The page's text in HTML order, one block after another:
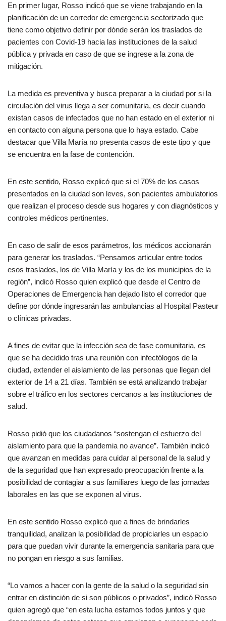
En primer lugar, Rosso indicó que se viene trabajando en la
planificación de un corredor de emergencia sectorizado que
tiene como objetivo definir por dónde serán los traslados de
pacientes con Covid-19 hacia las instituciones de la salud
pública y privada en caso de que se ingrese a la zona de
mitigación.
La medida es preventiva y busca preparar a la ciudad por si la
circulación del virus llega a ser comunitaria, es decir cuando
existan casos de infectados que no han estado en el exterior ni
en contacto con alguna persona que lo haya estado. Cabe
destacar que Villa María no presenta casos de este tipo y que
se encuentra en la fase de contención.
En este sentido, Rosso explicó que si el 70% de los casos
presentados en la ciudad son leves, son pacientes ambulatorios
que realizan el proceso desde sus hogares y con diagnósticos y
controles médicos pertinentes.
En caso de salir de esos parámetros, los médicos accionarán
para generar los traslados. “Pensamos articular entre todos
esos traslados, los de Villa María y los de los municipios de la
región”, indicó Rosso quien explicó que desde el Centro de
Operaciones de Emergencia han dejado listo el corredor que
define por dónde ingresarán las ambulancias al Hospital Pasteur
o clínicas privadas.
A fines de evitar que la infección sea de fase comunitaria, es
que se ha decidido tras una reunión con infectólogos de la
ciudad, extender el aislamiento de las personas que llegan del
exterior de 14 a 21 días. También se está analizando trabajar
sobre el tráfico en los sectores cercanos a las instituciones de
salud.
Rosso pidió que los ciudadanos “sostengan el esfuerzo del
aislamiento para que la pandemia no avance”. También indicó
que avanzan en medidas para cuidar al personal de la salud y
de la seguridad que han expresado preocupación frente a la
posibilidad de contagiar a sus familiares luego de las jornadas
laborales en las que se exponen al virus.
En este sentido Rosso explicó que a fines de brindarles
tranquilidad, analizan la posibilidad de propiciarles un espacio
para que puedan vivir durante la emergencia sanitaria para que
no pongan en riesgo a sus familias.
“Lo vamos a hacer con la gente de la salud o la seguridad sin
entrar en distinción de si son públicos o privados”, indicó Rosso
quien agregó que “en esta lucha estamos todos juntos y que